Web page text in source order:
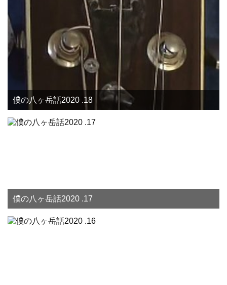
僕の八ヶ岳話2020 .18
僕の八ヶ岳話2020 .17